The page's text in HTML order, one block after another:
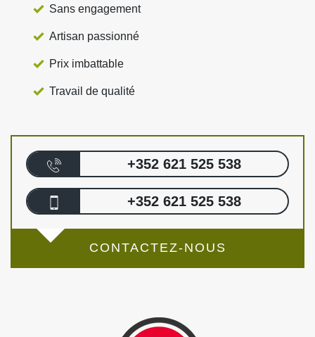
Sans engagement
Artisan passionné
Prix imbattable
Travail de qualité
+352 621 525 538
+352 621 525 538
CONTACTEZ-NOUS